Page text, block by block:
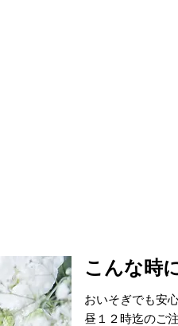
こんな時
おいそぎでも安
昼１２時迄のご